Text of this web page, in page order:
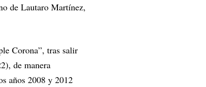
de Lautaro Martínez,
Corona”, tras salir
de manera
años 2008 y 2012